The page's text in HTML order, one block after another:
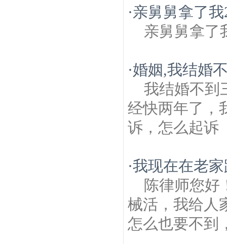
·亲舅舅拿了
亲舅舅拿了
·婚姻,我结婚
我结婚不到
经快两年了，
诉，怎么起诉
·我现在在老
陈律师您好
械活，我给人
怎么也要不到